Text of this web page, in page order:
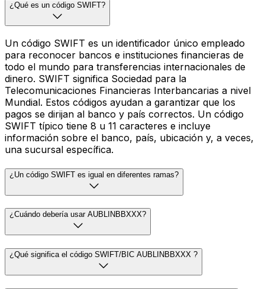
¿Qué es un código SWIFT?
Un código SWIFT es un identificador único empleado
para reconocer bancos e instituciones financieras de
todo el mundo para transferencias internacionales de
dinero. SWIFT significa Sociedad para la
Telecomunicaciones Financieras Interbancarias a nivel
Mundial. Estos códigos ayudan a garantizar que los
pagos se dirijan al banco y país correctos. Un código
SWIFT típico tiene 8 u 11 caracteres e incluye
información sobre el banco, país, ubicación y, a veces,
una sucursal específica.
¿Un código SWIFT es igual en diferentes ramas?
¿Cuándo debería usar AUBLINBBXXX?
¿Qué significa el código SWIFT/BIC AUBLINBBXXX ?